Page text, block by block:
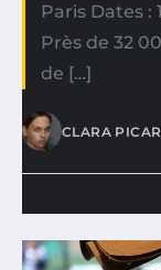
Paris Dates :
Près de 32
de […]
CLARA